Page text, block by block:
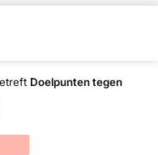
Doelpunten tegen